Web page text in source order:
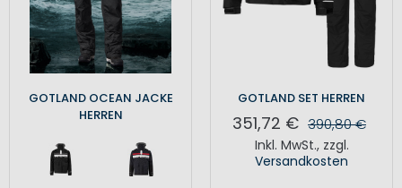
GOTLAND OCEAN JACKE
HERREN
GOTLAND SET HERREN
351,72 € 390,80 €
Inkl. MwSt., zzgl.
Versandkosten